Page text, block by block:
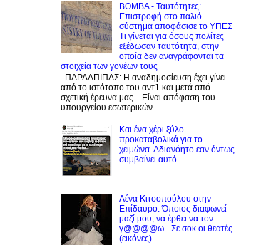
BOMBA - Ταυτότητες:
Eπιστροφή στο παλιό
σύστημα αποφάσισε το ΥΠΕΣ
Τι γίνεται για όσους πολίτες
εξέδωσαν ταυτότητα, στην
οποία δεν αναγράφονται τα
στοιχεία των γονέων τους
ΠΑΡΛΑΠΙΠΑΣ: Η αναδημοσίευση έχει γίνει
από το ιστότοπο του αντ1 και μετά από
σχετική έρευνα μας... Είναι απόφαση του
υπουργείου εσωτερικών...
Και ένα χέρι ξύλο
προκαταβολικά για το
χειμώνα. Αδιανόητο εαν όντως
συμβαίνει αυτό.
Λένα Κιτσοπούλου στην
Επίδαυρο: Όποιος διαφωνεί
μαζί μου, να έρθει να τον
γ@@@@ω - Σε σοκ οι θεατές
(εικόνες)